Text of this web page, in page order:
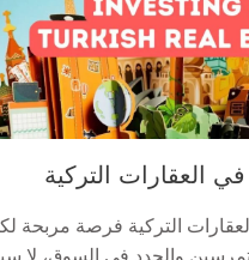
في العقارات التركية
التركية فرصة مربحة